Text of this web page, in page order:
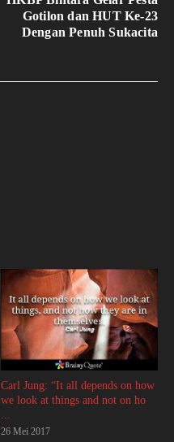
Gotilon dan HUT Ke-23
Dengan Penuh Sukacita
Carl Jung: “It all depends on how
we look at things and not on ho
...
26 Mei 2017